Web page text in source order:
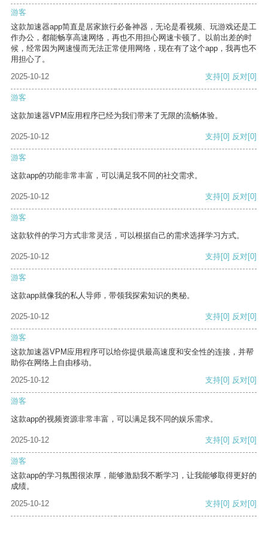
游客
这款加速器app简直是居家旅行必备神器，无论是看视频、玩游戏还是工
作办公，都能畅享高速网络，再也不用担心网速卡顿了。以前出差的时
候，经常因为网速慢而无法正常使用网络，现在有了这个app，我再也不
用担心了。
2025-10-12
支持[0] 反对[0]
游客
这款加速器VPM应用程序已经为我们带来了无限的流畅体验。
2025-10-12 支持[0] 反对[0]
游客
这款app的功能非常丰富，可以满足我不同的社交需求。
2025-10-12 支持[0] 反对[0]
游客
这款软件的学习方式非常灵活，可以根据自己的需求选择学习方式。
2025-10-12 支持[0] 反对[0]
游客
这款app就像我的私人导师，带领我探索知识的奥秘。
2025-10-12 支持[0] 反对[0]
游客
这款加速器VPM应用程序可以给你提供最高速度和安全性的连接，并帮
助你在网络上自由移动。
2025-10-12
支持[0] 反对[0]
游客
这款app的视频资源非常丰富，可以满足我不同的娱乐需求。
2025-10-12 支持[0] 反对[0]
游客
这款app的学习氛围很浓厚，能够激励我不断学习，让我能够取得更好的
成绩。
2025-10-12
支持[0] 反对[0]